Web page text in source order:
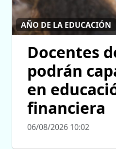
AÑO DE LA EDUCACIÓN
Docentes
podrán
en
financiera
06/08/2026 10:02